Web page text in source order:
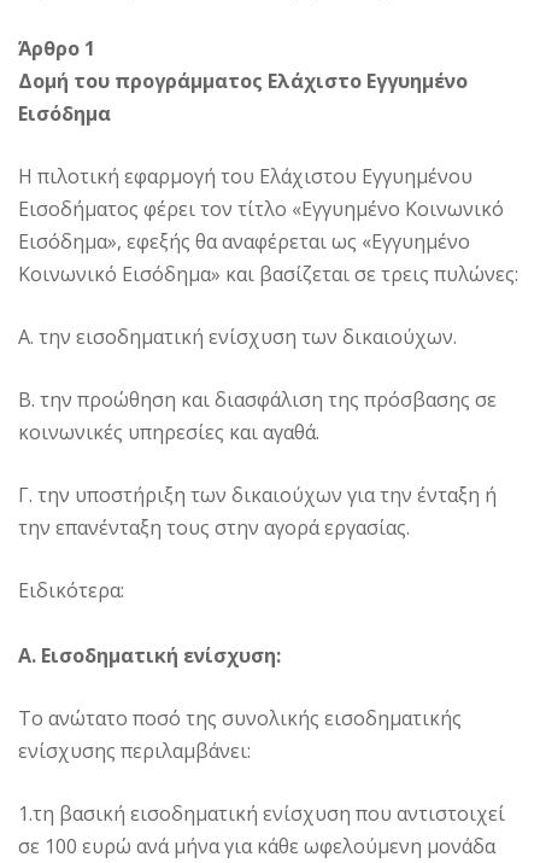
Άρθρο 1
Δομή του προγράμματος Ελάχιστο Εγγυημένο
Εισόδημα
Η πιλοτική εφαρμογή του Ελάχιστου Εγγυημένου
Εισοδήματος φέρει τον τίτλο «Εγγυημένο Κοινωνικό
Εισόδημα», εφεξής θα αναφέρεται ως «Εγγυημένο
Κοινωνικό Εισόδημα» και βασίζεται σε τρεις πυλώνες:
Α. την εισοδηματική ενίσχυση των δικαιούχων.
Β. την προώθηση και διασφάλιση της πρόσβασης σε
κοινωνικές υπηρεσίες και αγαθά.
Γ. την υποστήριξη των δικαιούχων για την ένταξη ή
την επανένταξη τους στην αγορά εργασίας.
Ειδικότερα:
Α. Εισοδηματική ενίσχυση:
Το ανώτατο ποσό της συνολικής εισοδηματικής
ενίσχυσης περιλαμβάνει:
1.τη βασική εισοδηματική ενίσχυση που αντιστοιχεί
σε 100 ευρώ ανά μήνα για κάθε ωφελούμενη μονάδα